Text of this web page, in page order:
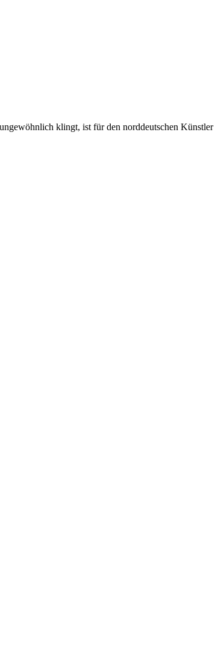
klingt, ist für den norddeutschen Künstler